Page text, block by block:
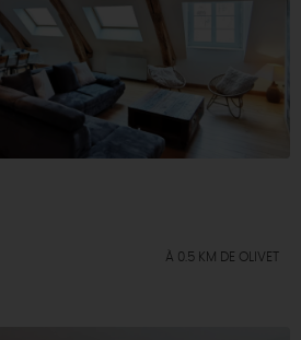
DEMAIN
CE WEEK-END
À 0.5 KM DE OLIVET